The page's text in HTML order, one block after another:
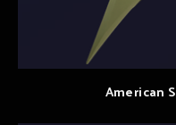
American